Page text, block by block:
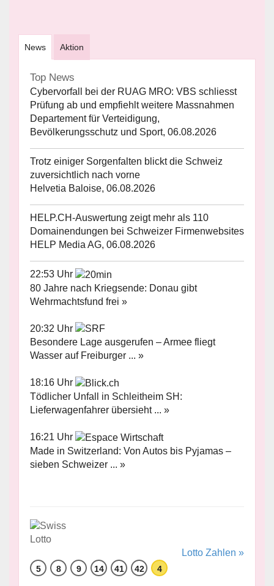
News Aktion
Top News
Cybervorfall bei der RUAG MRO: VBS schliesst
Prüfung ab und empfiehlt weitere Massnahmen
Departement für Verteidigung,
Bevölkerungsschutz und Sport, 06.08.2026
Trotz einiger Sorgenfalten blickt die Schweiz
zuversichtlich nach vorne
Helvetia Baloise, 06.08.2026
HELP.CH-Auswertung zeigt mehr als 110
Domainendungen bei Schweizer Firmenwebsites
HELP Media AG, 06.08.2026
22:53 Uhr
80 Jahre nach Kriegsende: Donau gibt
Wehrmachtsfund frei »
20:32 Uhr
Besondere Lage ausgerufen – Armee fliegt
Wasser auf Freiburger ... »
18:16 Uhr
Tödlicher Unfall in Schleitheim SH:
Lieferwagenfahrer übersieht ... »
16:21 Uhr
Made in Switzerland: Von Autos bis Pyjamas –
sieben Schweizer ... »
Lotto Zahlen »
5 8 9 14 41 42 4